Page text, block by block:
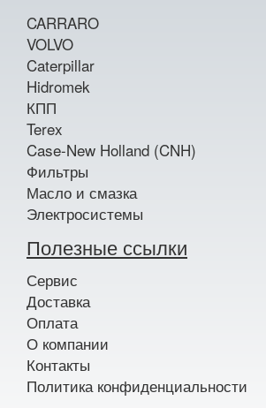
CARRARO
VOLVO
Caterpillar
Hidromek
КПП
Terex
Case-New Holland (CNH)
Фильтры
Масло и смазка
Электросистемы
Полезные ссылки
Сервис
Доставка
Оплата
О компании
Контакты
Политика конфиденциальности